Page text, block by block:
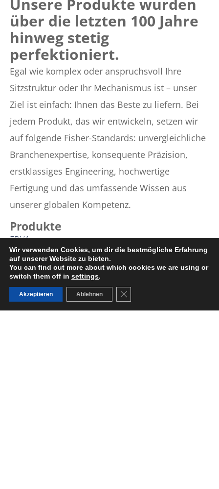
Produkte
FDY1
FDY2
Zero Gravity
Unsere Produkte wurden
über die letzten 100 Jahre
hinweg stetig
perfektioniert.
Egal wie komplex oder anspruchsvoll Ihre
Sitzstruktur oder Ihr Mechanismus ist – unser
Ziel ist einfach: Ihnen das Beste zu liefern. Bei
jedem Produkt, das wir entwickeln, setzen wir
auf folgende Fisher-Standards: unvergleichliche
Branchenexpertise, konsequente Präzision,
erstklassiges Engineering, hochwertige
Fertigung und das umfassende Wissen aus
unserer globalen Kompetenz.
Fisher Dynamics Germany GmbH
Wir verwenden Cookies, um dir die bestmögliche Erfahrung
auf unserer Website zu bieten.
You can find out more about which cookies we are using or
switch them off in settings.
Akzeptieren Ablehnen GDPR Cookie-Banner